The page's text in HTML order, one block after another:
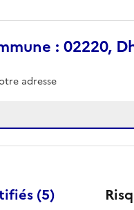
: 02220,
adresse
exacte
(5)